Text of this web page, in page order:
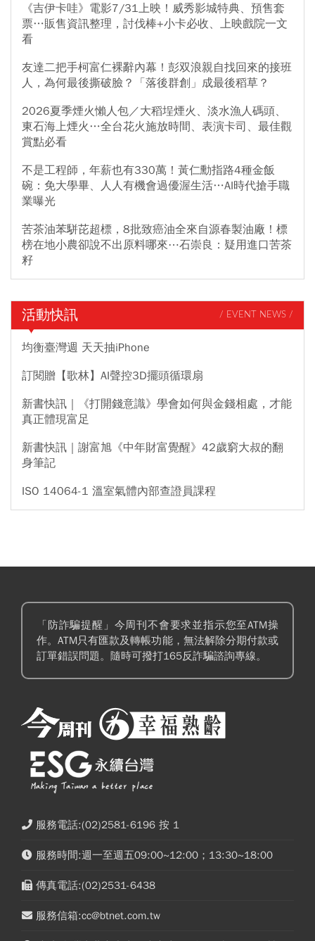
《吉伊卡哇》電影7/31上映！威秀影城特典、預售套
票…販售資訊整理，討伐棒+小卡必收、上映戲院一文
看
友達二把手柯富仁裸辭內幕！彭双浪親自找回來的接班
人，為何最後撕破臉？「落後群創」成最後稻草？
2026夏季煙火懶人包／大稻埕煙火、淡水漁人碼頭、
東石海上煙火…全台花火施放時間、表演卡司、最佳觀
賞點必看
不是工程師，年薪也有330萬！黃仁勳指路4種金飯
碗：免大學畢、人人有機會過優渥生活…AI時代搶手職
業曝光
苦茶油苯駢芘超標，8批致癌油全來自源春製油廠！標
榜在地小農卻說不出原料哪來⋯石崇良：疑用進口苦茶
籽
活動快訊 / EVENT NEWS /
均衡臺灣週 天天抽iPhone
訂閱贈【歌林】AI聲控3D擺頭循環扇
新書快訊｜《打開錢意識》學會如何與金錢相處，才能
真正體現富足
新書快訊｜謝富旭《中年財富覺醒》42歲窮大叔的翻
身筆記
ISO 14064-1 溫室氣體內部查證員課程
「防詐騙提醒」今周刊不會要求並指示您至ATM操
作。ATM只有匯款及轉帳功能，無法解除分期付款或
訂單錯誤問題。隨時可撥打165反詐騙諮詢專線。
服務電話:(02)2581-6196 按 1
服務時間:週一至週五09:00~12:00；13:30~18:00
傳真電話:(02)2531-6438
服務信箱:cc@btnet.com.tw